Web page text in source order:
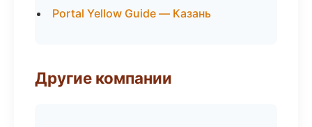
Portal Yellow Guide — Казань
Другие компании